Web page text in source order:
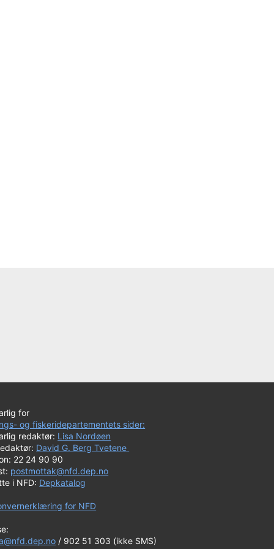
for
og fiskeridepartementets sider:
redaktør: Lisa Nordøen
David G. Berg Tvetene
22 24 90 90
postmottak@nfd.dep.no
i NFD: Depkatalog
for NFD
/ 902 51 303 (ikke SMS)